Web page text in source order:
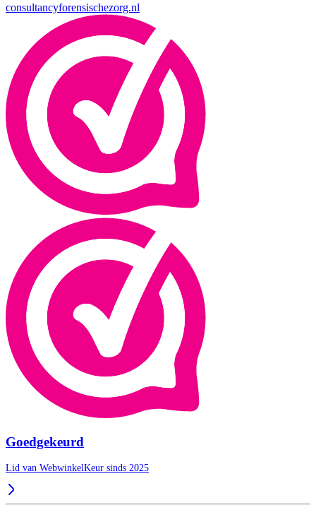
consultancyforensischezorg.nl
Goedgekeurd
Lid van WebwinkelKeur sinds 2025